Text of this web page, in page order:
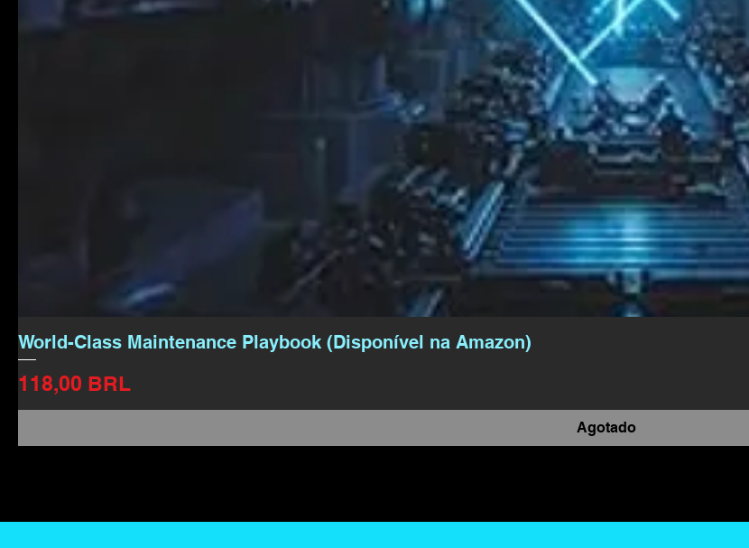
World-Class Maintenance Playbook (Disponível na Amazon)
Precio
118,00 BRL
Agotado